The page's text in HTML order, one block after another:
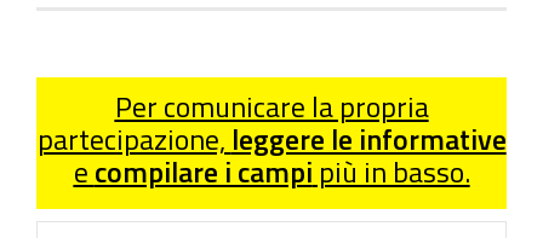
Per comunicare la propria
partecipazione, leggere le informative
ecompilare i campi più in basso.